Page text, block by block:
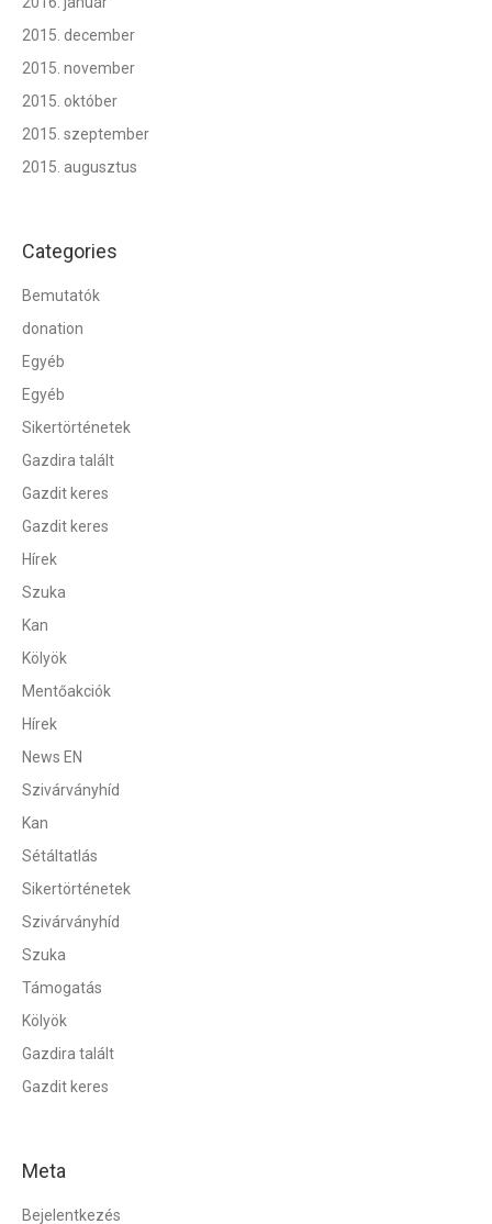
2015. december
2015. november
2015. október
2015. szeptember
2015. augusztus
Categories
Bemutatók
donation
Egyéb
Egyéb
Sikertörténetek
Gazdira talált
Gazdit keres
Gazdit keres
Hírek
Szuka
Kan
Kölyök
Mentőakciók
Hírek
News EN
Szivárványhíd
Kan
Sétáltatlás
Sikertörténetek
Szivárványhíd
Szuka
Támogatás
Kölyök
Gazdira talált
Gazdit keres
Meta
Bejelentkezés